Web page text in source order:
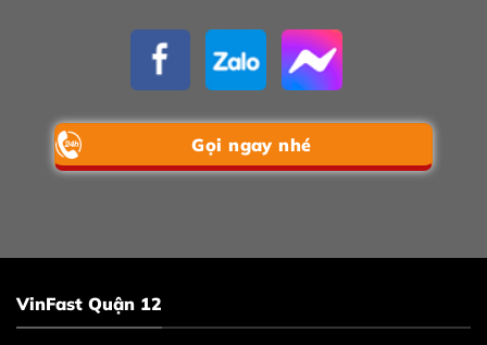
Gọi ngay nhé
VinFast Quận 12